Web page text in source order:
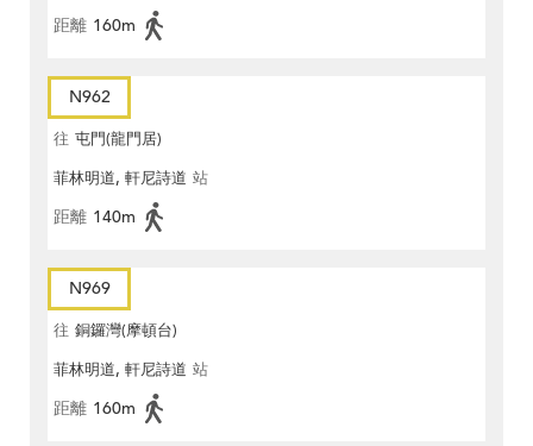
距離 160m
N962
往 屯門(龍門居)
菲林明道, 軒尼詩道 站
距離 140m
N969
往 銅鑼灣(摩頓台)
菲林明道, 軒尼詩道 站
距離 160m